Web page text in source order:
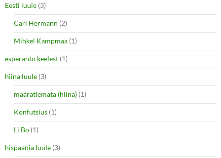
Eesti luule (3)
Carl Hermann (2)
Mihkel Kampmaa (1)
esperanto keelest (1)
hiina luule (3)
määratlemata (hiina) (1)
Konfutsius (1)
Li Bo (1)
hispaania luule (3)